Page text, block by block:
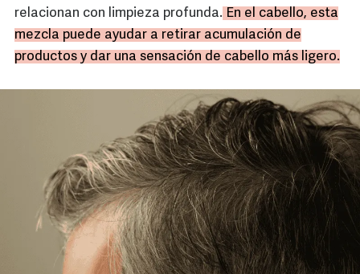
relacionan con limpieza profunda. En el cabello, esta
mezcla puede ayudar a retirar acumulación de
productos y dar una sensación de cabello más ligero.